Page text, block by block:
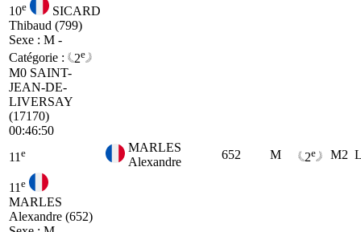
10e
SICARD
Thibaud (799)
Sexe : M -
Catégorie :
2e
M0 SAINT-
JEAN-DE-
LIVERSAY
(17170)
00:46:50
11 e
MARLES
Alexandre
652 M 2e M2
11 e
MARLES
Alexandre (652)